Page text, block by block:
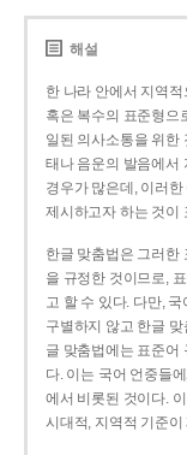
해설
한 나라 안에서 지역
혹은 복수의 표준형으
일된 의사소통을 위한
태나 음운의 발음에서
경우가 많은데, 이러
제시하고자 하는 것이
한글 맞춤법은 그러한
을 규정한 것이므로,
고 할 수 있다. 다만,
구별하지 않고 한글
글 맞춤법에는 표준어
다. 이는 국어 언중들
에서 비롯된 것이다.
시대적, 지역적 기준